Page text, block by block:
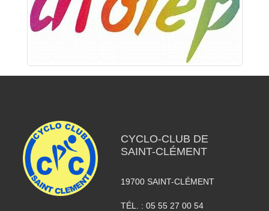
CYCLO-CLUB DE
SAINT-CLÉMENT
19700 SAINT-CLÉMENT
TÉL. : 05 55 27 00 54